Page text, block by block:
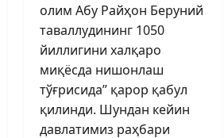
олим Абу Райҳон Беруний
таваллудининг 1050
йиллигини халқаро
миқёсда нишонлаш
тўғрисида” қарор қабул
қилинди. Шундан кейин
давлатимиз раҳбари